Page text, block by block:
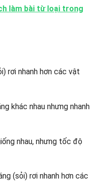
làm bài từ loại trong
rơi nhanh hơn các vật
khác nhau nhưng nhanh
nhau, nhưng tốc độ
(sỏi) rơi nhanh hơn các